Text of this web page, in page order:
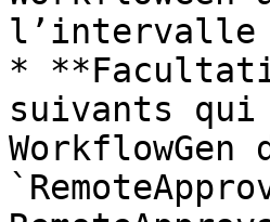
l’intervalle
*
suivants